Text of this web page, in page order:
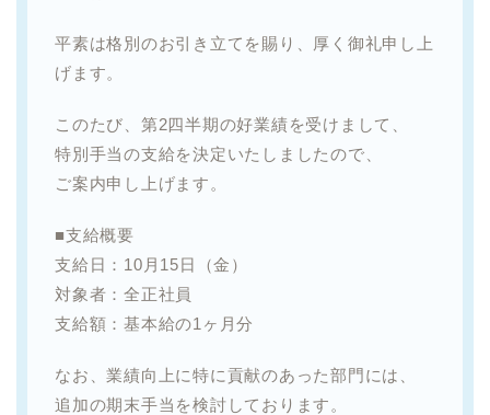
平素は格別のお引き立てを賜り、厚く御礼申し上
げます。
このたび、第2四半期の好業績を受けまして、
特別手当の支給を決定いたしましたので、
ご案内申し上げます。
■支給概要
支給日：10月15日（金）
対象者：全正社員
支給額：基本給の1ヶ月分
なお、業績向上に特に貢献のあった部門には、
追加の期末手当を検討しております。